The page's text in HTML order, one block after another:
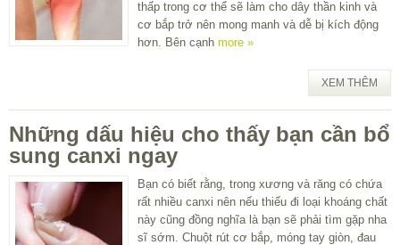
thấp trong cơ thể sẽ làm cho dây thần kinh và
cơ bắp trở nên mong manh và dễ bị kích động
hơn. Bên cạnh more »
XEM THÊM
Những dấu hiệu cho thấy bạn cần bổ
sung canxi ngay
Bạn có biết rằng, trong xương và răng có chứa
rất nhiều canxi nên nếu thiếu đi loại khoáng chất
này cũng đồng nghĩa là bạn sẽ phải tìm gặp nha
sĩ sớm. Chuột rút cơ bắp, móng tay giòn, đau